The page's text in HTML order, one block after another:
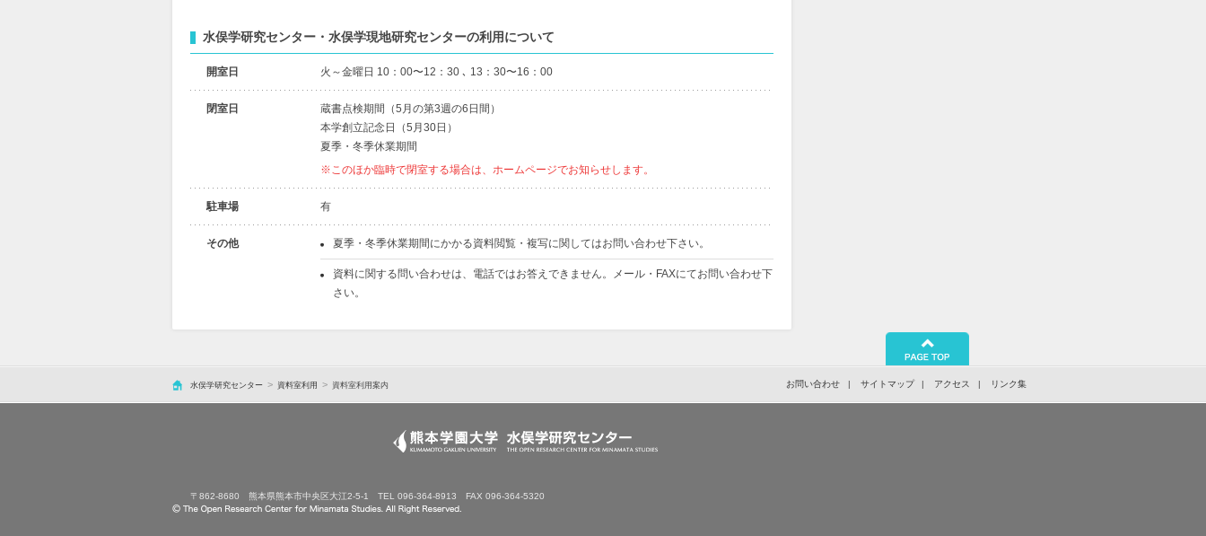
水俣学研究センター・水俣学現地研究センターの利用について
開室日 火～金曜日 10：00〜12：30 ､ 13：30〜16：00
閉室日
蔵書点検期間（5月の第3週の6日間）
本学創立記念日（5月30日）
夏季・冬季休業期間
※このほか臨時で閉室する場合は、ホームページでお知らせします。
駐車場 有
その他 夏季・冬季休業期間にかかる資料閲覧・複写に関してはお問い合わせ下さい。
資料に関する問い合わせは、電話ではお答えできません。メール・FAXにてお問い合わせ下
さい。
水俣学研究センター 資料室利用 資料室利用案内 お問い合わせ サイトマップ アクセス リンク集
〒862-8680 熊本県熊本市中央区大江2-5-1 TEL 096-364-8913 FAX 096-364-5320